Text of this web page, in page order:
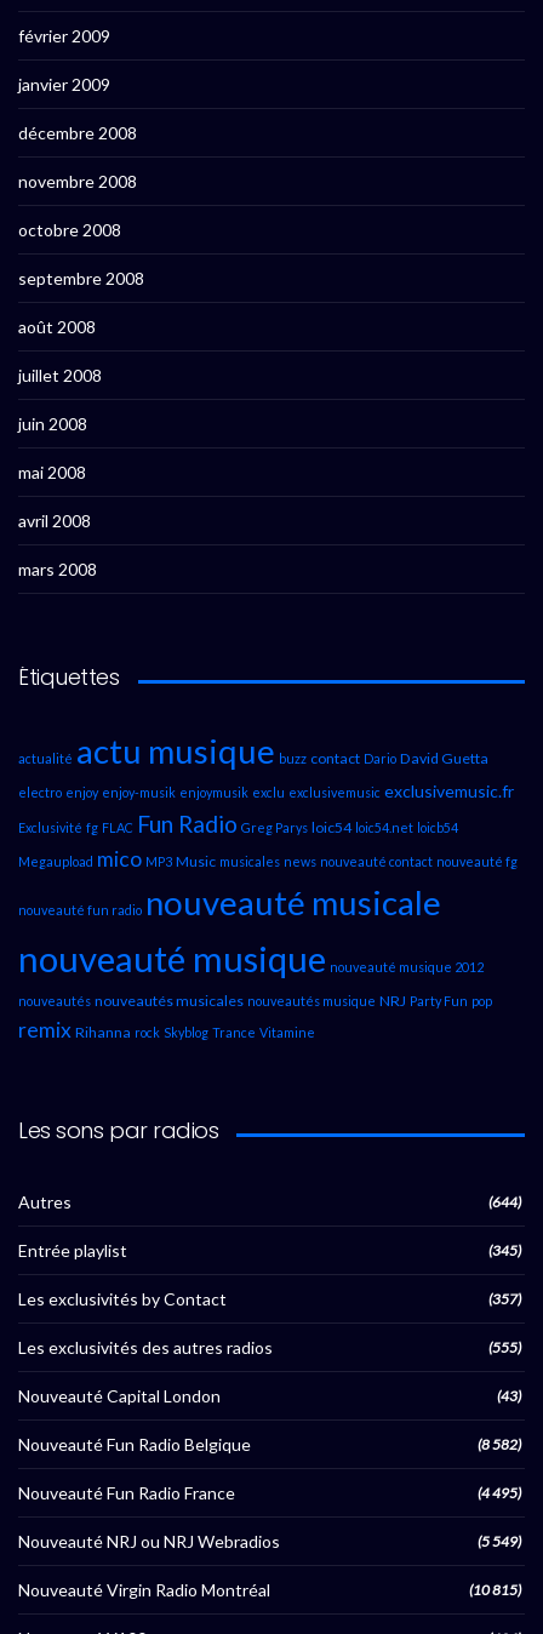
février 2009
janvier 2009
décembre 2008
novembre 2008
octobre 2008
septembre 2008
août 2008
juillet 2008
juin 2008
mai 2008
avril 2008
mars 2008
Étiquettes
actualité actu musique buzz contact Dario David Guetta
electro enjoy enjoy-musik enjoymusik exclu exclusivemusic exclusivemusic.fr
Exclusivité fg FLAC Fun Radio Greg Parys loic54 loic54.net loicb54
Megaupload mico MP3 Music musicales news nouveauté contact nouveauté fg
nouveauté fun radio nouveauté musicale
nouveauté musique nouveauté musique 2012
nouveautés nouveautés musicales nouveautés musique NRJ Party Fun pop
remix Rihanna rock Skyblog Trance Vitamine
Les sons par radios
Autres (644)
Entrée playlist (345)
Les exclusivités by Contact (357)
Les exclusivités des autres radios (555)
Nouveauté Capital London (43)
Nouveauté Fun Radio Belgique (8 582)
Nouveauté Fun Radio France (4 495)
Nouveauté NRJ ou NRJ Webradios (5 549)
Nouveauté Virgin Radio Montréal (10 815)